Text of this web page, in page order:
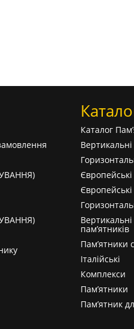
Каталог
Вертикальні
пам’ятників
Пам’ятники
Італійські
Комплекси
Пам’ятники
Пам’ятник